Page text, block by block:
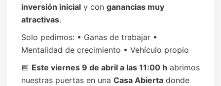
inversión inicial y con ganancias muy
atractivas.
Solo pedimos: • Ganas de trabajar •
Mentalidad de crecimiento • Vehículo propio
📅 Este viernes 9 de abril a las 11:00 h abrimos
nuestras puertas en una Casa Abierta donde